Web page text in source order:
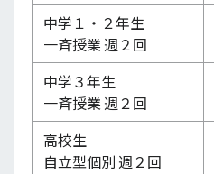
中学１・２年生
一斉授業 週２回
中学３年生
一斉授業 週２回
高校生
自立型個別 週２回